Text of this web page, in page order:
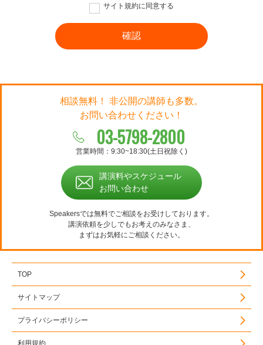
サイト規約に同意する
相談無料！ 非公開の講師も多数。
お問い合わせください！
03-5798-2800
営業時間：9:30~18:30(土日祝除く)
講演料やスケジュール
お問い合わせ
Speakersでは無料でご相談をお受けしております。
講演依頼を少しでもお考えのみなさま、
まずはお気軽にご相談ください。
TOP
サイトマップ
プライバシーポリシー